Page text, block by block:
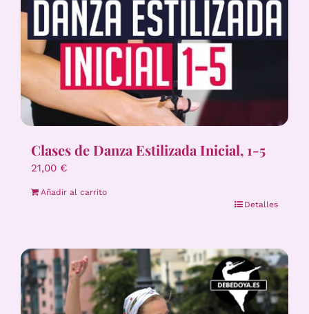
Clases de Danza Estilizada Inicial, 1-5
21,00 €
Añadir al carrito
Detalles